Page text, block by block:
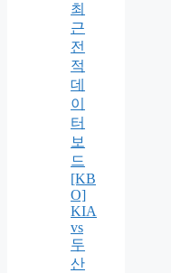
최
근
전
적
데
이
터
보
드
[KB
O]
KIA
vs
두
산